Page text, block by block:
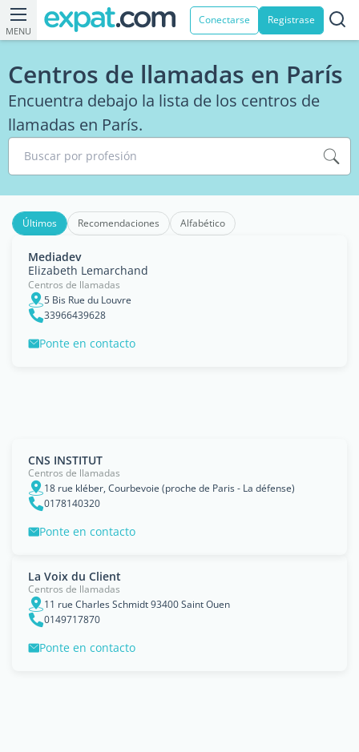
MENU
Conectarse Registrase
Centros de llamadas en París
Encuentra debajo la lista de los centros de
llamadas en París.
Buscar por profesión
Últimos Recomendaciones Alfabético
Mediadev
Elizabeth Lemarchand
Centros de llamadas
5 Bis Rue du Louvre
33966439628
Ponte en contacto
CNS INSTITUT
Centros de llamadas
18 rue kléber, Courbevoie (proche de Paris - La défense)
0178140320
Ponte en contacto
La Voix du Client
Centros de llamadas
11 rue Charles Schmidt 93400 Saint Ouen
0149717870
Ponte en contacto